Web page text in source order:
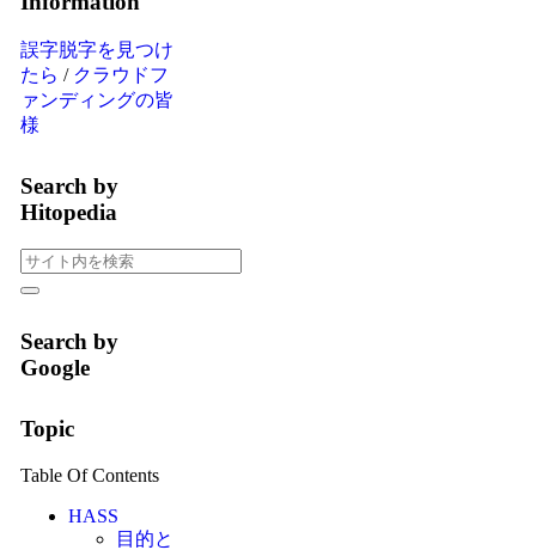
誤字脱字を見つけ
たら / クラウドフ
ァンディングの皆
様
Search by
Hitopedia
Search by
Google
Topic
Table Of Contents
HASS
目的と